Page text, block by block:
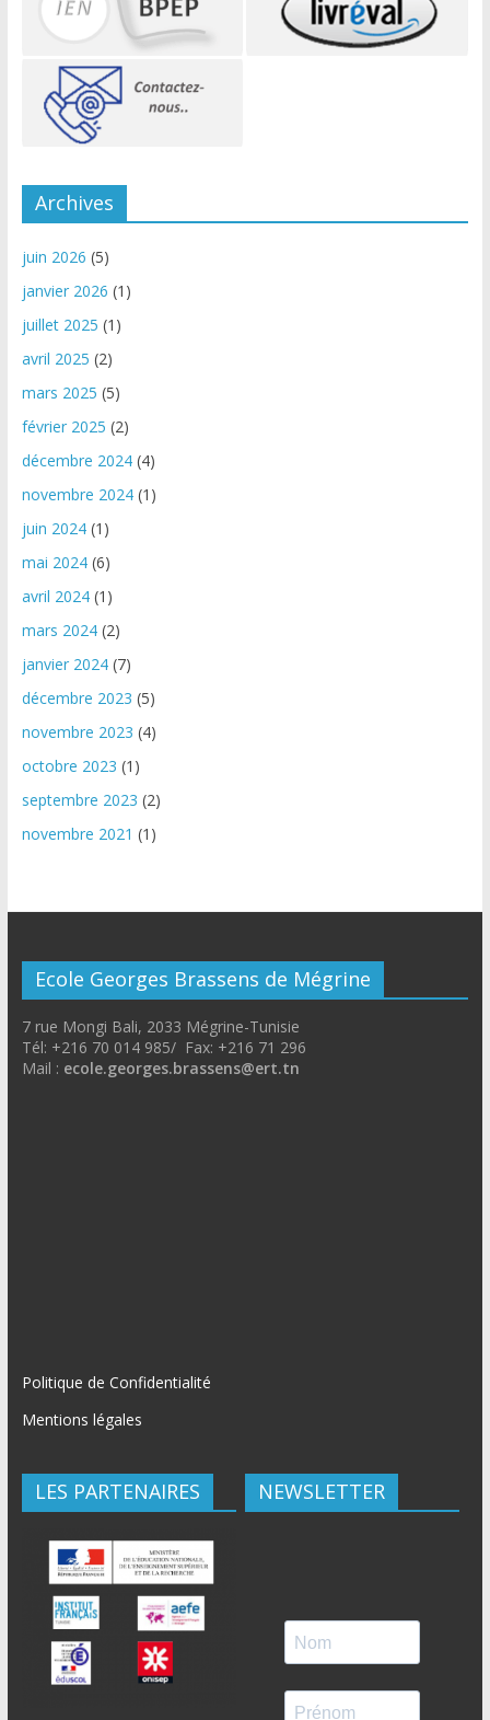
Archives
juin 2026 (5)
janvier 2026 (1)
juillet 2025 (1)
avril 2025 (2)
mars 2025 (5)
février 2025 (2)
décembre 2024(4)
novembre 2024(1)
juin 2024(1)
mai 2024(6)
avril 2024(1)
mars 2024(2)
janvier 2024(7)
décembre 2023 (5)
novembre 2023 (4)
octobre 2023 (1)
septembre 2023 (2)
novembre 2021 (1)
Ecole Georges Brassens de Mégrine
7 rue Mongi Bali, 2033 Mégrine-Tunisie
Tél: +216 70 014 985/ Fax: +216 71 296
Mail : ecole.georges.brassens@ert.tn
Politique de Confidentialité
Mentions légales
LES PARTENAIRES NEWSLETTER